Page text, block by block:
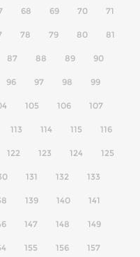
68 69 70 71
78 79 80 81
87 88 89 90
96 97 98 99
105 106 107
113 114 115 116
122 123 124 125
131 132 133
139 140 141
147 148 149
155 156 157